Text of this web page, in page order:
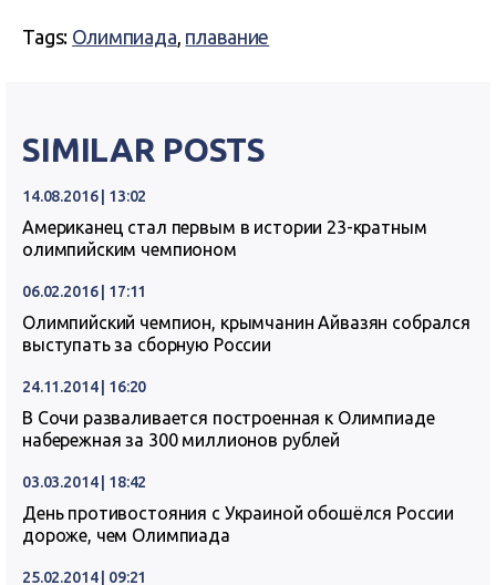
Tags: Олимпиада, плавание
SIMILAR POSTS
14.08.2016 | 13:02
Американец стал первым в истории 23-кратным
олимпийским чемпионом
06.02.2016 | 17:11
Олимпийский чемпион, крымчанин Айвазян собрался
выступать за сборную России
24.11.2014 | 16:20
В Сочи разваливается построенная к Олимпиаде
набережная за 300 миллионов рублей
03.03.2014 | 18:42
День противостояния с Украиной обошёлся России
дороже, чем Олимпиада
25.02.2014 | 09:21